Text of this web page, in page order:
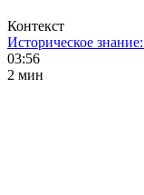
Контекст
Историческое
03:56
2 мин